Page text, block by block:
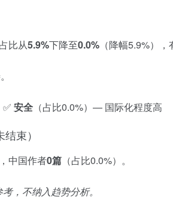
比从5.9%下降至0.0% （降幅5.9%），
安全 （占比0.0%）— 国际化程度高
束）
中国作者0篇 （占比0.0%）。
，不纳入趋势分析。